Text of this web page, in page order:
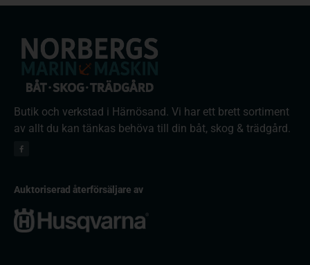
Butik och verkstad i Härnösand. Vi har ett brett sortiment
av allt du kan tänkas behöva till din båt, skog & trädgård.
Auktoriserad återförsäljare av